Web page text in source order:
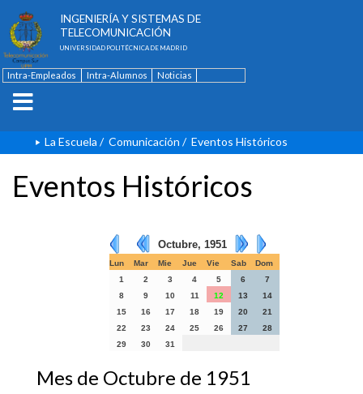
INGENIERÍA Y SISTEMAS DE
TELECOMUNICACIÓN
UNIVERSIDAD POLITÉCNICA DE MADRID
Intra-Empleados Intra-Alumnos
Noticias
La Escuela / Comunicación / Eventos Históricos
Eventos Históricos
Octubre, 1951
Lun Mar Mie Jue Vie Sab
Dom
1
2 3 4 5 6
7
8
9 10 11 12 13
14
15
16 17 18 19 20
21
22
23 24 25 26 27
28
29
30 31
Mes de Octubre de 1951